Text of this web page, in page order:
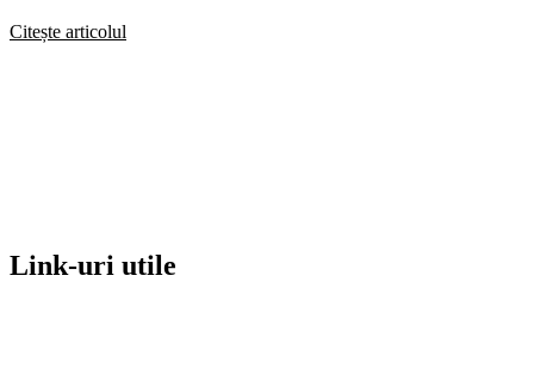
Citește articolul
Link-uri utile